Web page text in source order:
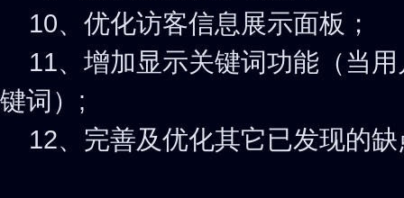
10、优化访客信息展示面板；
11、增加显示关键词功能（当
键词）;
12、完善及优化其它已发现的缺